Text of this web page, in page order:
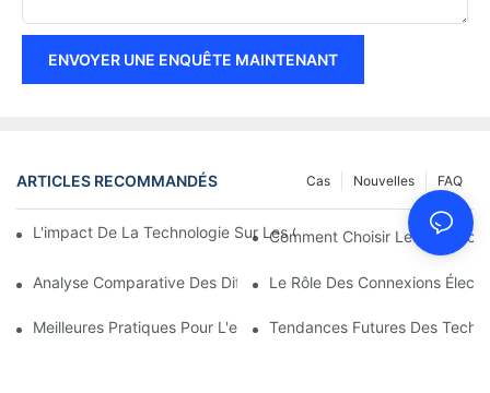
ENVOYER UNE ENQUÊTE MAINTENANT
ARTICLES RECOMMANDÉS FAQ
Nouvelles
Cas
L'impact De La Technologie Sur Les Connexions Électriques En
Comment Choisir Le Bon
Analyse Comparative Des Différents Types De Connexions
Le Rôle Des Connexions
Meilleures Pratiques Pour L'entretien Des Connexions
Tendances Futures Des